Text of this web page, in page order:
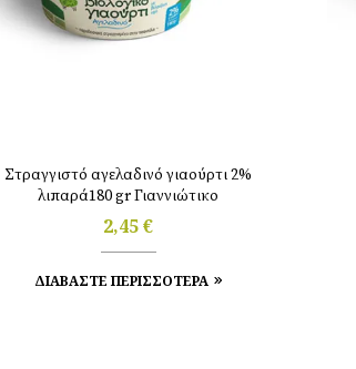
Στραγγιστό αγελαδινό γιαούρτι 2%
λιπαρά180 gr Γιαννιώτικο
2,45€
ΔΙΑΒΑΣΤΕ ΠΕΡΙΣΣΟΤΕΡΑ